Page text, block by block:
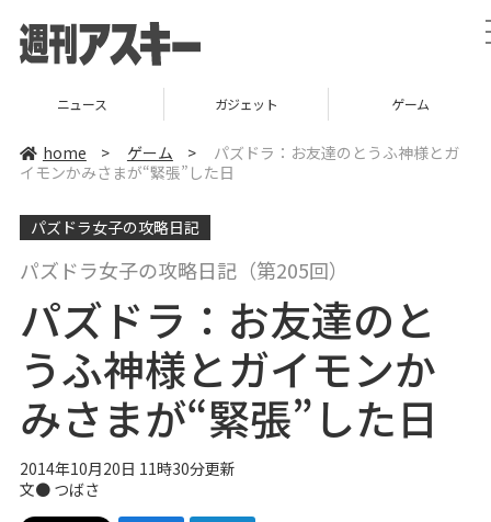
ニュース ガジェット ゲーム
home > ゲーム >
パズドラ：お友達のとうふ神様とガ
イモンかみさまが“緊張”した日
パズドラ女子の攻略日記
パズドラ女子の攻略日記（第205回）
パズドラ：お友達のと
うふ神様とガイモンか
みさまが“緊張”した日
2014年10月20日 11時30分更新
文● つばさ